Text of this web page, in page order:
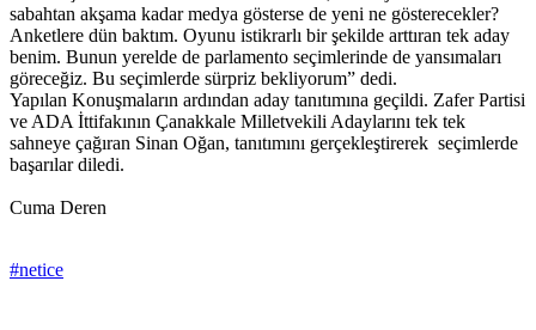
sabahtan akşama kadar medya gösterse de yeni ne gösterecekler?
Anketlere dün baktım. Oyunu istikrarlı bir şekilde arttıran tek aday
benim. Bunun yerelde de parlamento seçimlerinde de yansımaları
göreceğiz. Bu seçimlerde sürpriz bekliyorum” dedi.
Yapılan Konuşmaların ardından aday tanıtımına geçildi. Zafer Partisi
ve ADA İttifakının Çanakkale Milletvekili Adaylarını tek tek
sahneye çağıran Sinan Oğan, tanıtımını gerçekleştirerek seçimlerde
başarılar diledi.
Cuma Deren
#netice